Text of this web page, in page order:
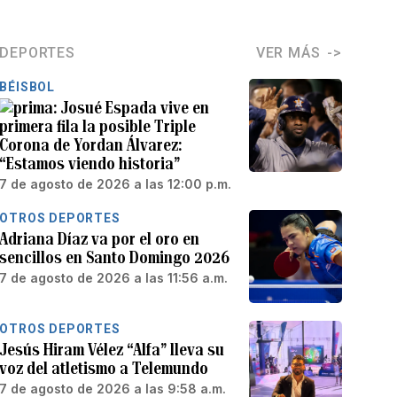
DEPORTES VER MÁS
BÉISBOL
Josué Espada vive en
primera fila la posible Triple
Corona de Yordan Álvarez:
“Estamos viendo historia”
7 de agosto de 2026 a las 12:00 p.m.
OTROS DEPORTES
Adriana Díaz va por el oro en
sencillos en Santo Domingo 2026
7 de agosto de 2026 a las 11:56 a.m.
OTROS DEPORTES
Jesús Hiram Vélez “Alfa” lleva su
voz del atletismo a Telemundo
7 de agosto de 2026 a las 9:58 a.m.